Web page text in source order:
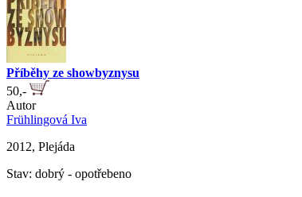
Příběhy ze showbyznysu
50,-
Autor
Frühlingová Iva
2012, Plejáda
Stav: dobrý - opotřebeno